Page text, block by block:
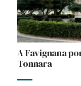
A Favignana
Tonnara